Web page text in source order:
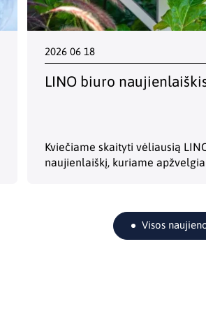
2026 06 18
LINO biuro
Kviečiame skaityti vėliausią
naujienlaiškį, kuriame
pažangą derybose dėl kito…
Visos